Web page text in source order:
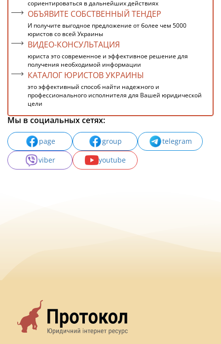
сориентироваться в дальнейших действиях
ОБЪЯВИТЕ СОБСТВЕННЫЙ ТЕНДЕР
И получите выгодное предложение от более чем 5000
юристов со всей Украины
ВИДЕО-КОНСУЛЬТАЦИЯ
юриста это современное и эффективное решение для
получения необходимой информации
КАТАЛОГ ЮРИСТОВ УКРАИНЫ
это эффективный способ найти надежного и
профессионального исполнителя для Вашей юридической
цели
Мы в социальных сетях:
page group
telegram
viber
youtube